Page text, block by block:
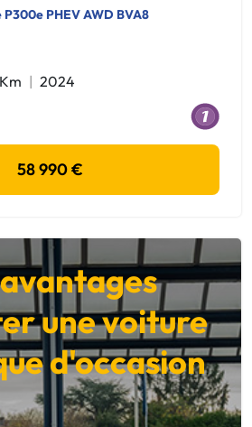
PHEV AWD BVA8
2024
58 990 €
une voiture
d'occasion